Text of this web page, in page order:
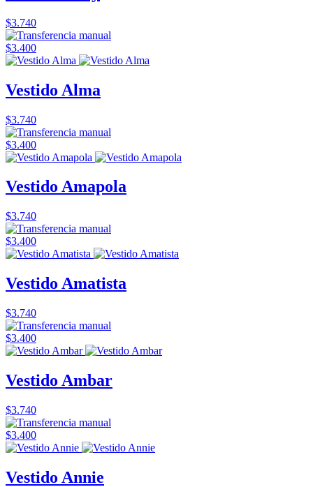
$3.740
$3.400
Vestido Alma
$3.740
$3.400
Vestido Amapola
$3.740
$3.400
Vestido Amatista
$3.740
$3.400
Vestido Ambar
$3.740
$3.400
Vestido Annie